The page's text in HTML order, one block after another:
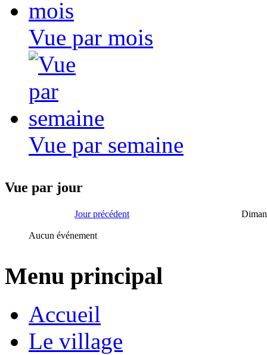
Vue par mois
Vue par semaine
Vue par jour
Jour précédent
Aucun événement
Menu principal
Accueil
Le village